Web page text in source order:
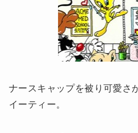
ナースキャップを被り可愛さ
イーティー。